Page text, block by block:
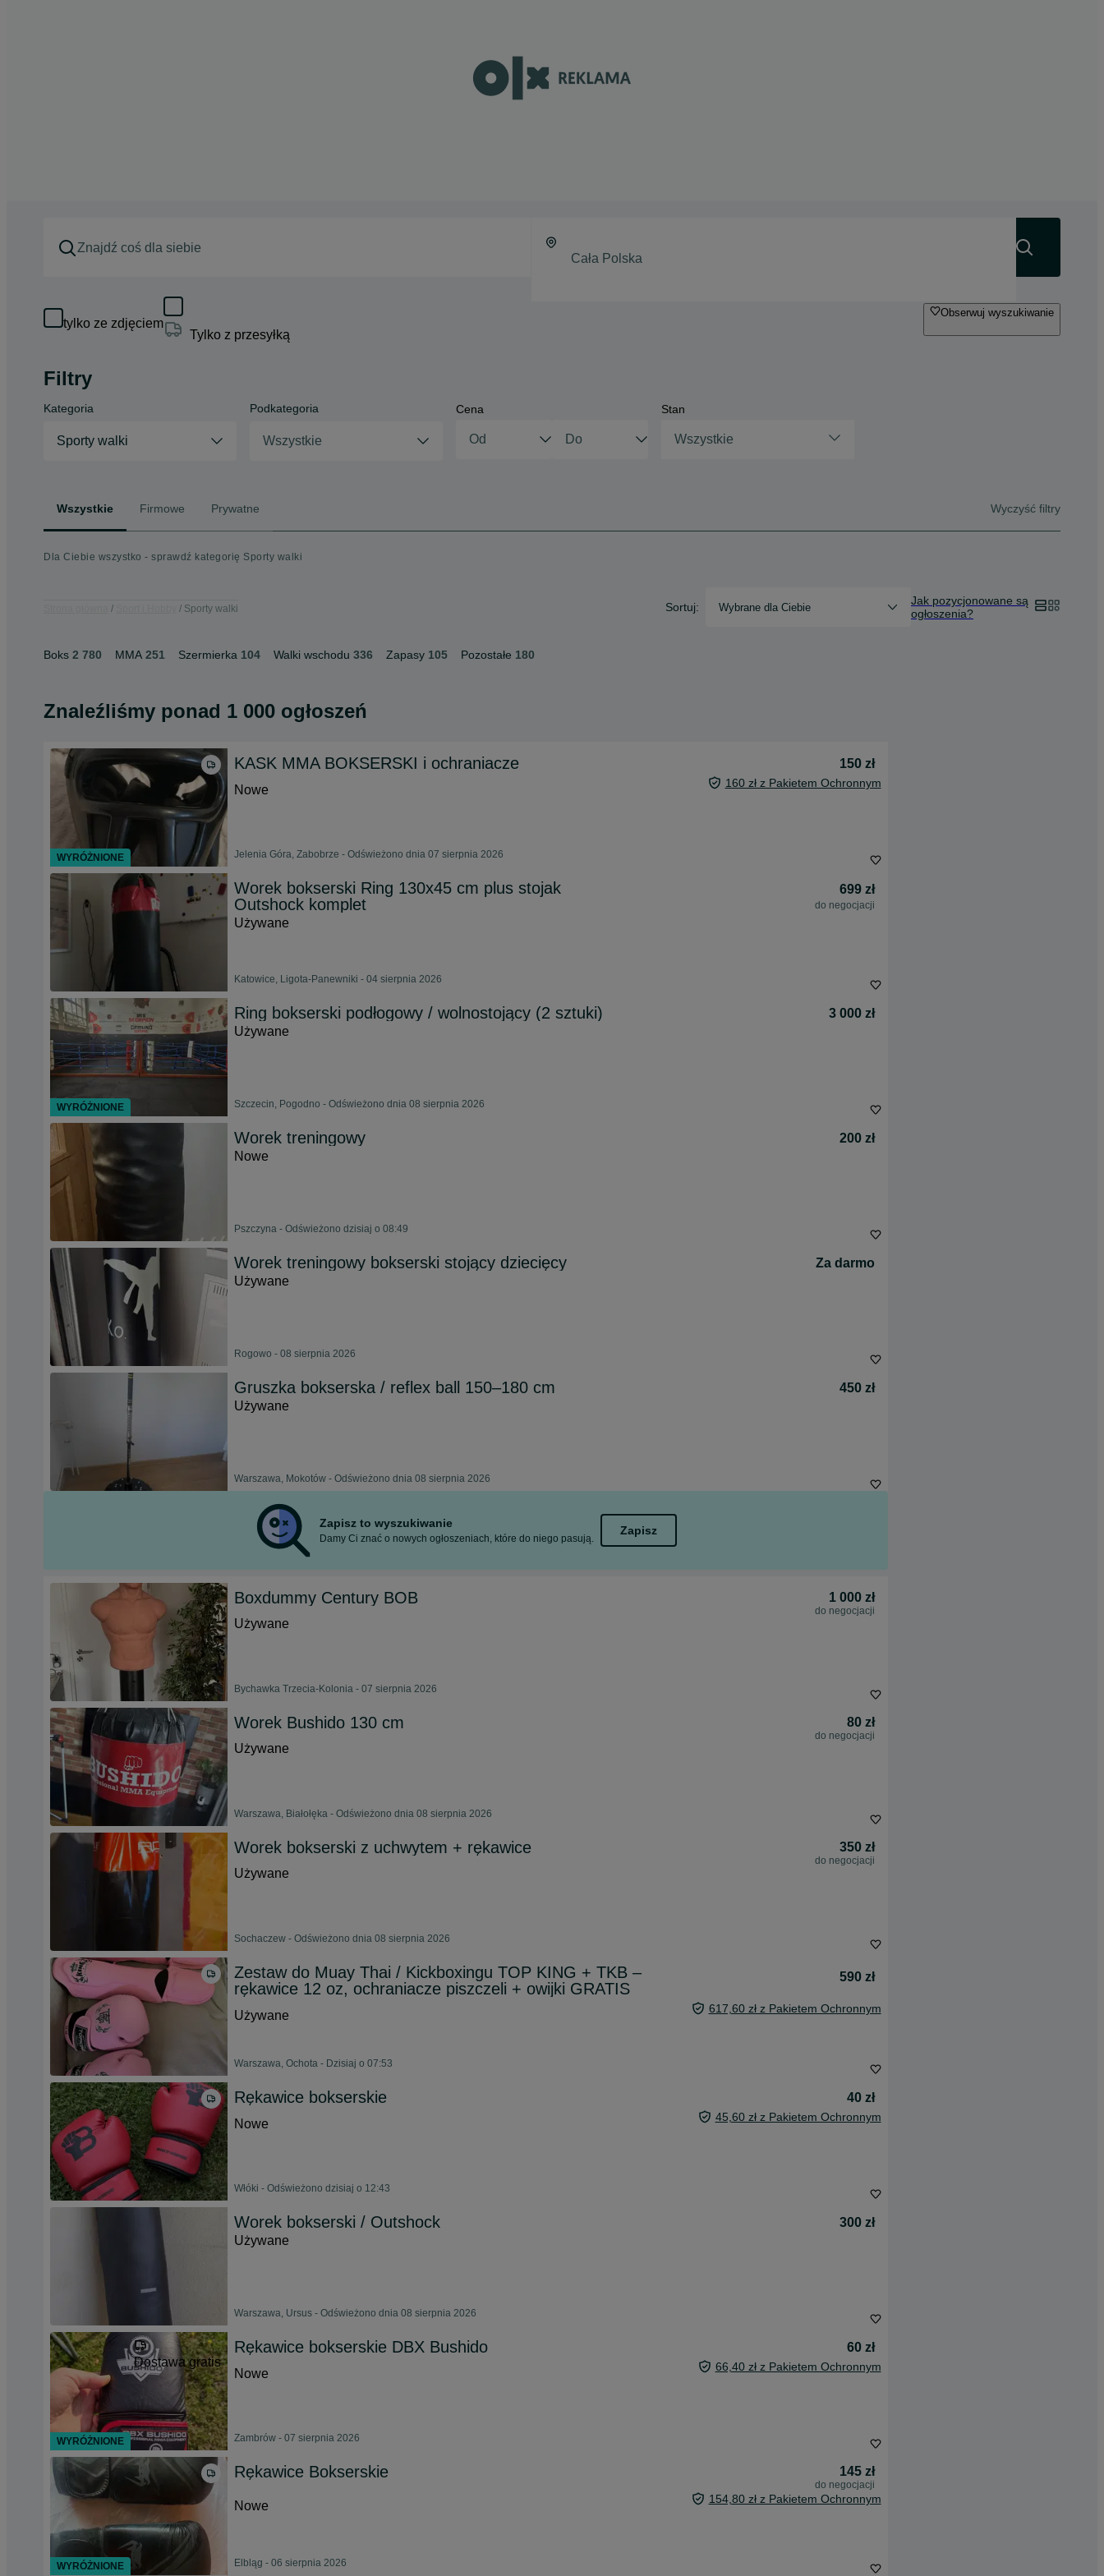
tylko ze zdjęciem
Tylko z przesyłką
Obserwuj wyszukiwanie
Filtry
Kategoria
Sporty walki
Podkategoria
Wszystkie
Cena Stan
Wszystkie
Wszystkie Firmowe Prywatne Wyczyść filtry
Dla Ciebie wszystko - sprawdź kategorię Sporty walki
Sporty walki Sortuj: Wybrane dla Ciebie
Jak pozycjonowane są
ogłoszenia?
Boks 2 780 MMA 251 Szermierka 104 Walki wschodu 336 Zapasy 105 Pozostałe 180
Znaleźliśmy ponad 1 000 ogłoszeń
KASK MMA BOKSERSKI i ochraniacze
150 zł
Nowe
160 zł z Pakietem Ochronnym
Jelenia Góra, Zabobrze - Odświeżono dnia 07 sierpnia 2026
Worek bokserski Ring 130x45 cm plus stojak
Outshock komplet
699 zł
do negocjacji
Używane
Katowice, Ligota-Panewniki - 04 sierpnia 2026
Ring bokserski podłogowy / wolnostojący (2 sztuki)
3 000 zł
Używane
Szczecin, Pogodno - Odświeżono dnia 08 sierpnia 2026
Worek treningowy
200 zł
Nowe
Pszczyna - Odświeżono dzisiaj o 08:49
Worek treningowy bokserski stojący dziecięcy
Za darmo
Używane
Rogowo - 08 sierpnia 2026
Gruszka bokserska / reflex ball 150–180 cm
450 zł
Używane
Warszawa, Mokotów - Odświeżono dnia 08 sierpnia 2026
Zapisz to wyszukiwanie
Damy Ci znać o nowych ogłoszeniach, które do niego pasują.
Zapisz
Boxdummy Century BOB 1 000 zł
do negocjacji
Używane
Bychawka Trzecia-Kolonia - 07 sierpnia 2026
Worek Bushido 130 cm 80 zł
do negocjacji
Używane
Warszawa, Białołęka - Odświeżono dnia 08 sierpnia 2026
Worek bokserski z uchwytem + rękawice 350 zł
do negocjacji
Używane
Sochaczew - Odświeżono dnia 08 sierpnia 2026
Zestaw do Muay Thai / Kickboxingu TOP KING + TKB –
rękawice 12 oz, ochraniacze piszczeli + owijki GRATIS
590 zł
Używane 617,60 zł z Pakietem Ochronnym
Warszawa, Ochota - Dzisiaj o 07:53
Rękawice bokserskie
40 zł
Nowe
45,60 zł z Pakietem Ochronnym
Włóki - Odświeżono dzisiaj o 12:43
Worek bokserski / Outshock
300 zł
Używane
Warszawa, Ursus - Odświeżono dnia 08 sierpnia 2026
Dostawa gratis
Rękawice bokserskie DBX Bushido
60 zł
Nowe
66,40 zł z Pakietem Ochronnym
Zambrów - 07 sierpnia 2026
Rękawice Bokserskie 145 zł
do negocjacji
Nowe 154,80 zł z Pakietem Ochronnym
Elbląg - 06 sierpnia 2026
WYRÓŻNIONE
WYRÓŻNIONE
WYRÓŻNIONE
WYRÓŻNIONE